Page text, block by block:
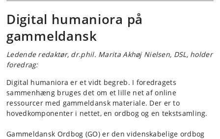
Digital humaniora på
gammeldansk
Ledende redaktør, dr.phil. Marita Akhøj Nielsen, DSL, holder
foredrag:
Digital humaniora er et vidt begreb. I foredragets
sammenhæng bruges det om et lille net af online
ressourcer med gammeldansk materiale. Der er to
hovedkomponenter i nettet, en ordbog og en tekstsamling.
Gammeldansk Ordbog (GO) er den videnskabelige ordbog